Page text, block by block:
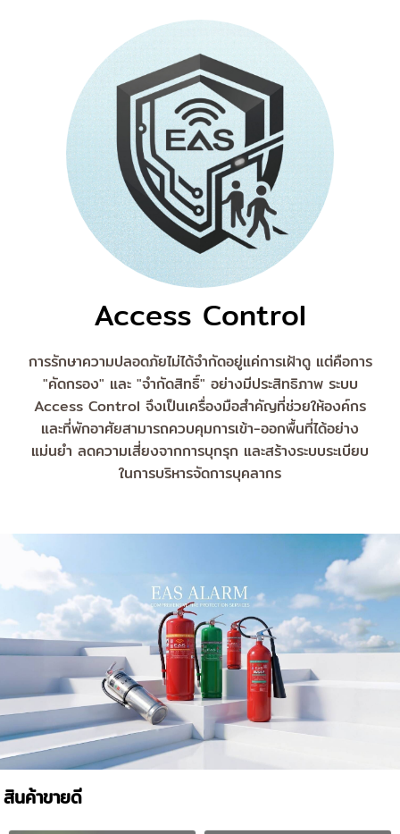
Access Control
การรักษาความปลอดภัยไม่ได้จำกัดอยู่แค่การเฝ้าดู แต่คือการ
"คัดกรอง" และ "จำกัดสิทธิ์" อย่างมีประสิทธิภาพ ระบบ
Access Control จึงเป็นเครื่องมือสำคัญที่ช่วยให้องค์กร
และที่พักอาศัยสามารถควบคุมการเข้า-ออกพื้นที่ได้อย่าง
แม่นยำ ลดความเสี่ยงจากการบุกรุก และสร้างระบบระเบียบ
ในการบริหารจัดการบุคลากร
สินค้าขายดี